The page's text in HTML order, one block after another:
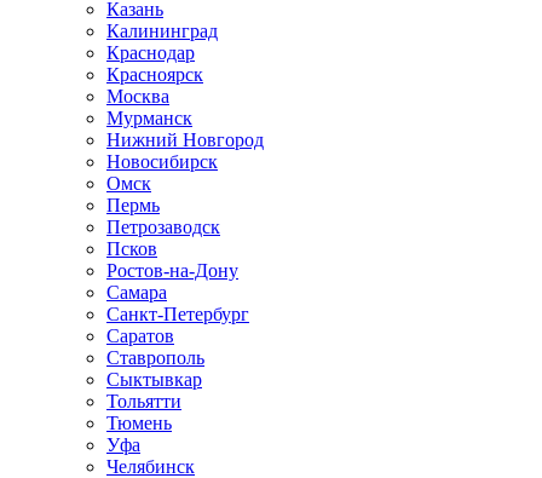
Казань
Калининград
Краснодар
Красноярск
Москва
Мурманск
Нижний Новгород
Новосибирск
Омск
Пермь
Петрозаводск
Псков
Ростов-на-Дону
Самара
Санкт-Петербург
Саратов
Ставрополь
Сыктывкар
Тольятти
Тюмень
Уфа
Челябинск